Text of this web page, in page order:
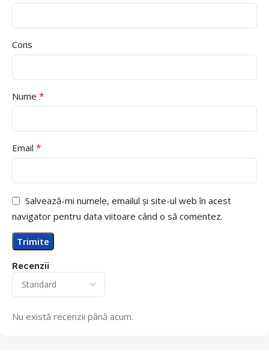
Recenzii
Nu există recenzii până acum.
Cons
Nume *
Email *
Salvează-mi numele, emailul și site-ul web în acest
navigator pentru data viitoare când o să comentez.